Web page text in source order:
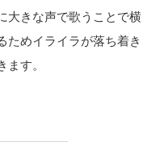
大きな声で歌うことで横
ためイライラが落ち着き
ます。